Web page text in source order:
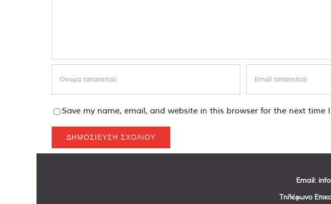
Save my name, email, and website in this browser for the next time
Email:
Τηλέφωνο